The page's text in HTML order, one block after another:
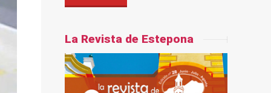
La Revista de Estepona